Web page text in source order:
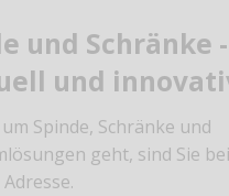
und Schränke -
und
Spinde, Schränke und
geht, sind Sie